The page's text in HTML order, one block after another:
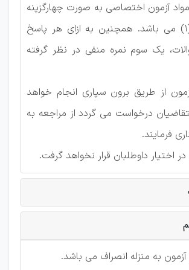
آزمون اختصاصی به صورت چهارگزینه
ای با ضریب (1) می باشد. همچنین به ازای هر پاسخ
یک سوم نمره منفی در نظر گرفته
از طریق برون سپاری انجام خواهد
درخواست می گردد از مراجعه به
فرمایند.
اختیار داوطلبان قرار نخواهد گرفت.
به منزله انصراف می باشد.